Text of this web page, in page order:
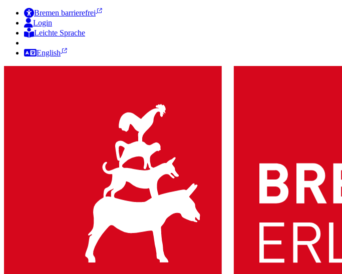
Bremen barrierefrei
Login
Leichte Sprache
English